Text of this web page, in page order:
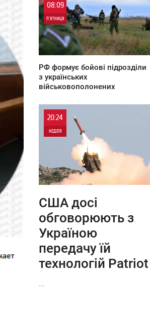
08:09
П'ЯТНИЦЯ
0
РФ формує бойові підрозділи
з українських
військовополонених
20:24
НЕДІЛЯ
0
США досі
обговорюють з
Україною
передачу їй
технологій Patriot
...